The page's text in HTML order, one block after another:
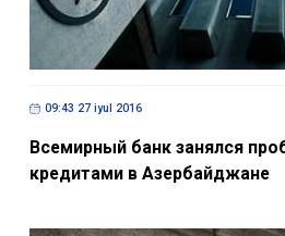
09:43 27 iyul 2016
Всемирный банк занялся
кредитами в Азербайджане